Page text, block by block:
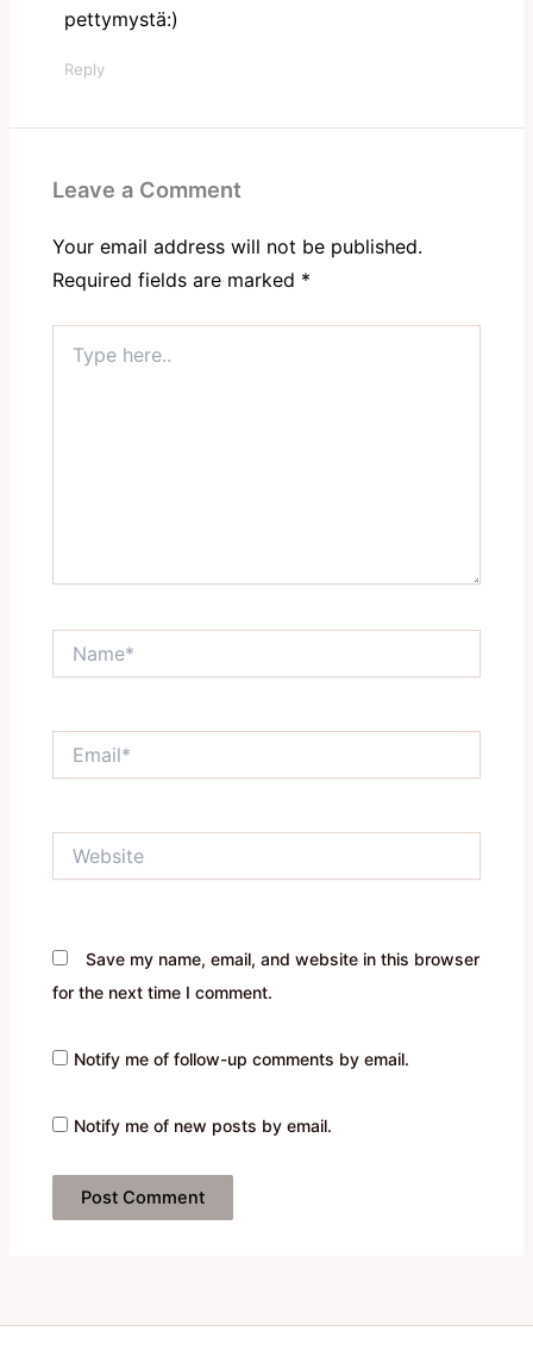
pettymystä:)
Reply
Leave a Comment
Your email address will not be published.
Required fields are marked *
here..
Save my name, email, and website in this browser
for the next time I comment.
Notify me of follow-up comments by email.
Notify me of new posts by email.